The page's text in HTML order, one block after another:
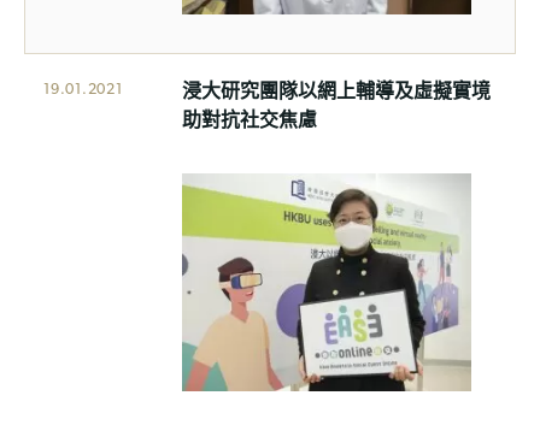
19.01.2021
浸大研究團隊以網上輔導及虛擬實境
助對抗社交焦慮